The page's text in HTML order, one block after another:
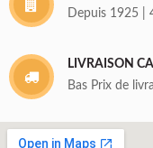
Depuis 1925 |
LIVRAISON
Bas Prix de